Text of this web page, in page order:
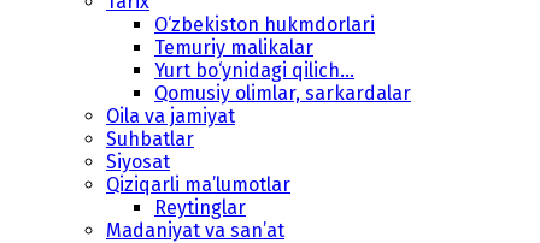
O‘zbekiston hukmdorlari
Temuriy malikalar
Yurt bo‘ynidagi qilich...
Qomusiy olimlar, sarkardalar
Oila va jamiyat
Suhbatlar
Siyosat
Qiziqarli ma’lumotlar
Reytinglar
Madaniyat va san’at